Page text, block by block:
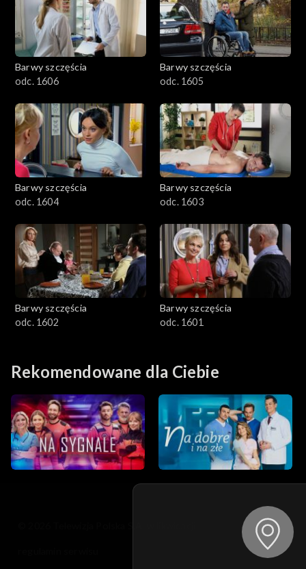
Barwy szczęścia
odc. 1606
Barwy szczęścia
odc. 1605
Barwy szczęścia
odc. 1604
Barwy szczęścia
odc. 1603
Barwy szczęścia
odc. 1602
Barwy szczęścia
odc. 1601
Rekomendowane dla Ciebie